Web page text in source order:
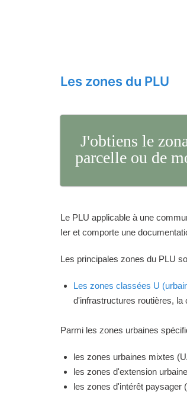
Les zones du PLU
J'obtiens le
parcelle ou de
Le PLU applicable à une
Ier et comporte une
Les principales zones du PLU
Les zones classées U
d'infrastructures routières,
Parmi les zones urbaines
les zones urbaines mixtes
les zones d'extension
les zones d'intérêt paysager